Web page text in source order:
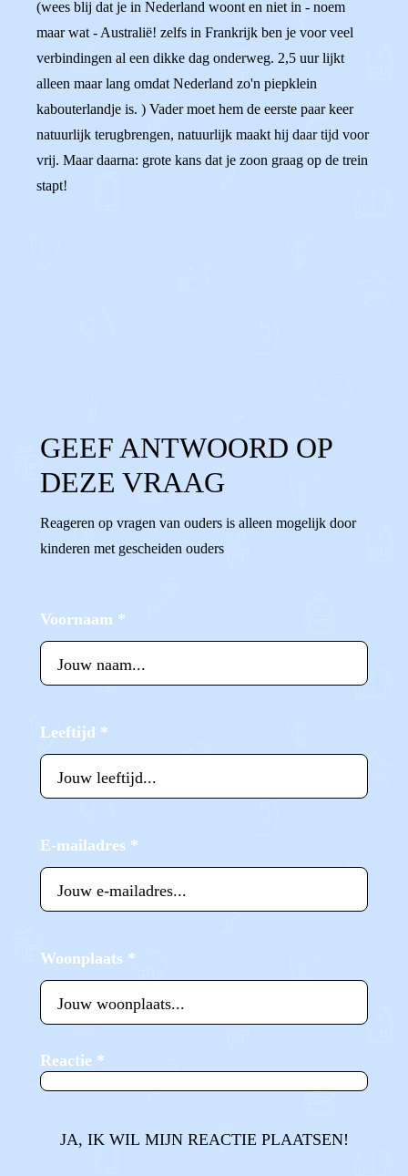
(wees blij dat je in Nederland woont en niet in - noem
maar wat - Australië! zelfs in Frankrijk ben je voor veel
verbindingen al een dikke dag onderweg. 2,5 uur lijkt
alleen maar lang omdat Nederland zo'n piepklein
kabouterlandje is. ) Vader moet hem de eerste paar keer
natuurlijk terugbrengen, natuurlijk maakt hij daar tijd voor
vrij. Maar daarna: grote kans dat je zoon graag op de trein
stapt!
GEEF ANTWOORD OP
DEZE VRAAG
Reageren op vragen van ouders is alleen mogelijk door
kinderen met gescheiden ouders
Voornaam *
Leeftijd *
E-mailadres *
Woonplaats *
Reactie *
JA, IK WIL MIJN REACTIE PLAATSEN!